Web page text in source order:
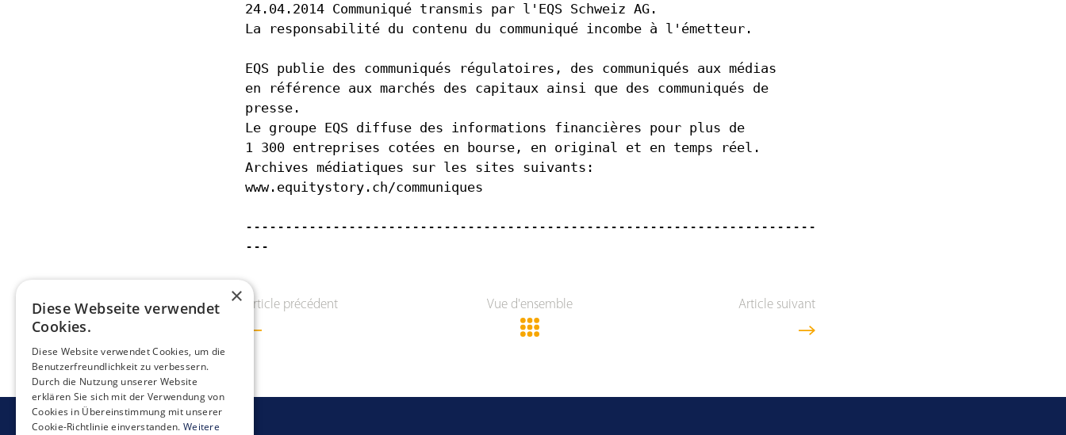
24.04.2014 Communiqué transmis par l'EQS Schweiz AG.
La responsabilité du contenu du communiqué incombe à l'émetteur.
EQS publie des communiqués régulatoires, des communiqués aux médias
en référence aux marchés des capitaux ainsi que des communiqués de
presse.
Le groupe EQS diffuse des informations financières pour plus de
1 300 entreprises cotées en bourse, en original et en temps réel.
Archives médiatiques sur les sites suivants:
www.equitystory.ch/communiques
------------------------------------------------------------------------
Article précédent Vue d'ensemble Article suivant
×
Diese Webseite verwendet
Cookies.
Diese Website verwendet Cookies, um die
Benutzerfreundlichkeit zu verbessern.
Durch die Nutzung unserer Website
erklären Sie sich mit der Verwendung von
Cookies in Übereinstimmung mit unserer
Cookie-Richtlinie einverstanden. Weitere